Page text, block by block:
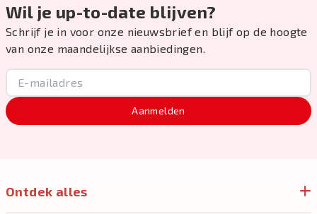
Wil je up-to-date blijven?
Schrijf je in voor onze nieuwsbrief en blijf op de hoogte
van onze maandelijkse aanbiedingen.
Aanmelden
Ontdek alles